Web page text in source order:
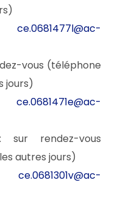
|ce.0681477l@ac-
vous (téléphone
jours)
|ce.0681471e@ac-
rendez-vous
autres jours)
|ce.0681301v@ac-